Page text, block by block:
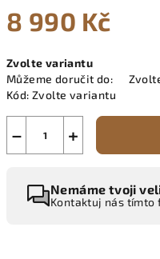
8 990 Kč
cena:
Zvolte variantu
Můžeme doručit do:
Kód: Zvolte variantu
+
−
Nemáme tvoji
Kontaktuj nás tímto